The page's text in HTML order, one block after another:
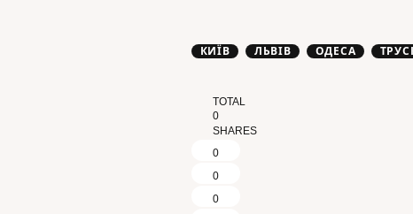
КИЇВ ЛЬВІВ ОДЕСА
TOTAL
0
SHARES
0
0
0